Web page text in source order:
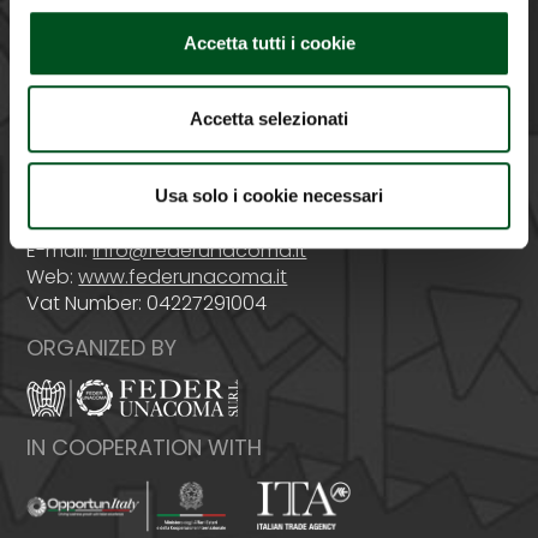
Accetta tutti i cookie
Accetta selezionati
Usa solo i cookie necessari
PROMOTED BY
Italy - 00159 Roma - Via Venafro, 5
Phone: +39 06432981 - Fax: +39 064076370
E-mail:info@federunacoma.it
Web:www.federunacoma.it
Vat Number: 04227291004
ORGANIZED BY
IN COOPERATION WITH